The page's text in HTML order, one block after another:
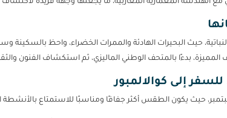
مع الهندسة المعمارية المغاربية، ما يجعلها وجهة فريدة لاكتشاف
حيث البحيرات الهادئة والممرات الخضراء، واحظ بالسكينة
المميزة، بدءًا بالمتحف الوطني الماليزي، ثم استكشاف الفنون
إلى كوالالمبور
حيث يكون الطقس أكثر جفافًا ومناسبًا للاستمتاع بالأنشطة